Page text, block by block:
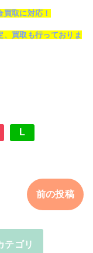
取に対応！
買取も行っておりま
L
前の投稿
テゴリ